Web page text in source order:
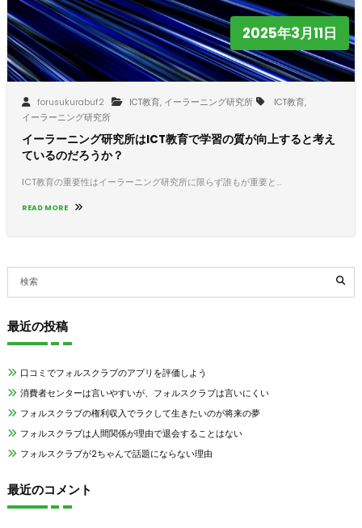
2025年3月11日
forusukurabuf2 ICT教育, イーラーニング研究所 ICT教育,
イーラーニング研究所
イーラーニング研究所はICT教育で学習の質が向上すると考え
ているのだろうか？
ICT教育の重要性はイーラーニング研究所に限らず誰もが重要と…
READ MORE
最近の投稿
口コミでフォルスクラブのアプリを評価しよう
消費者センターは言いやすいが、フォルスクラブは言いにくい
フォルスクラブの権利収入でラクして生きたいのが将来の夢
フォルスクラブは人間関係が理由で退会することはない
フォルスクラブが2ちゃんで話題にならない理由
最近のコメント